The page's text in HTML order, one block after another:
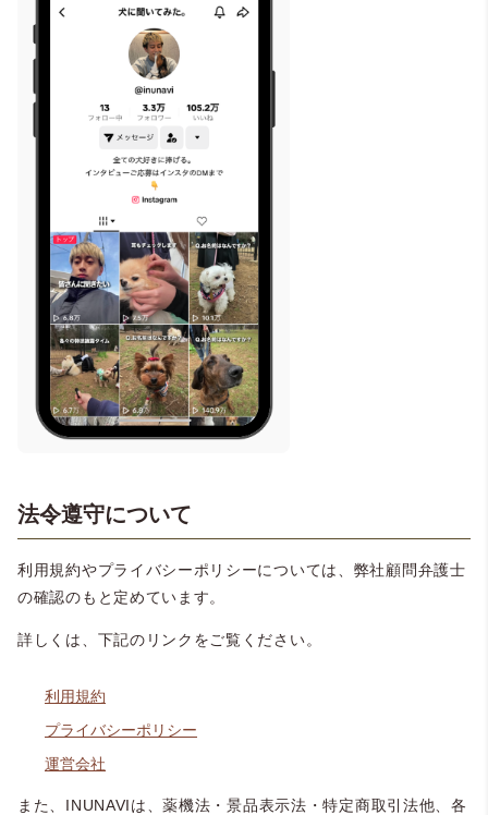
法令遵守について
利用規約やプライバシーポリシーについては、弊社顧問弁護士
の確認のもと定めています。
詳しくは、下記のリンクをご覧ください。
利用規約
プライバシーポリシー
運営会社
また、INUNAVIは、薬機法・景品表示法・特定商取引法他、各